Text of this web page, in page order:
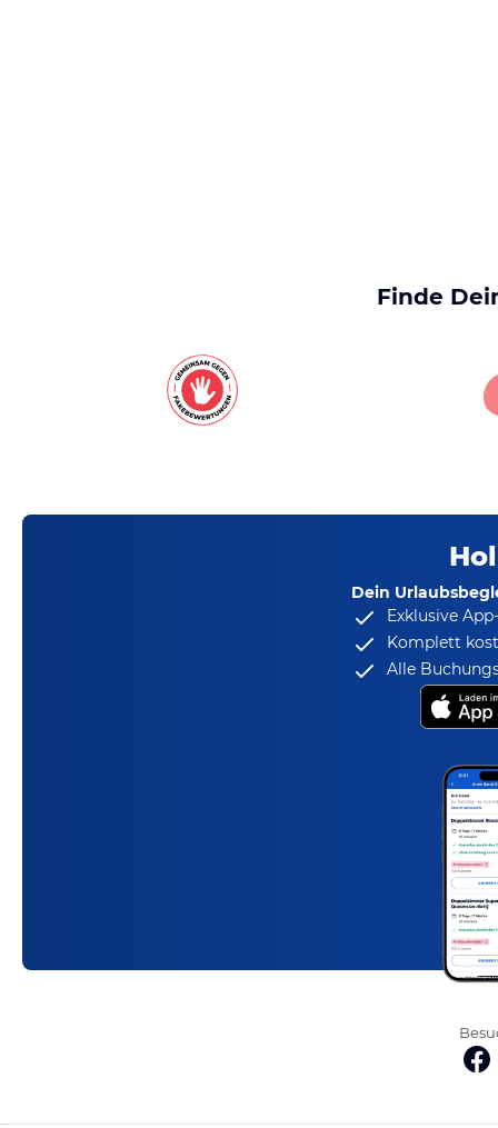
Finde
Dein
Exklusive
Komplett
Alle